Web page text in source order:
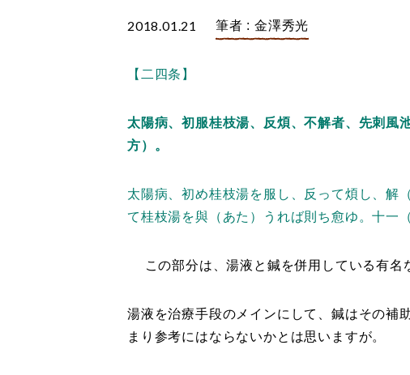
2018.01.21 筆者 : 金澤秀光
【二四条】
太陽病、初服桂枝湯、反煩、不解者、先刺風
方）。
太陽病、初め桂枝湯を服し、反って煩し、解
て桂枝湯を與（あた）うれば則ち愈ゆ。十一
この部分は、湯液と鍼を併用している有名
湯液を治療手段のメインにして、鍼はその補
まり参考にはならないかとは思いますが。